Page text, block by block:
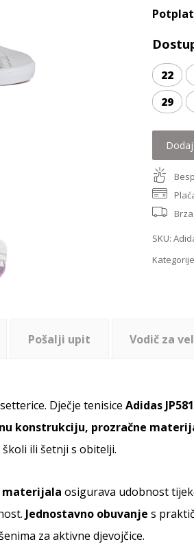
Potplat
22
29
SKU:
Pošalji upit Vodič za
Dječje tenisice Adidas
konstrukciju, prozračne
ili šetnji s obitelji.
materijala osigurava udobnost
Jednostavno obuvanje s
za aktivne djevojčice.